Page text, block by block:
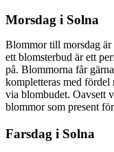
Morsdag i Solna
Blommor till morsdag är
ett blomsterbud är ett
på. Blommorna får gärna vara i rosalila kulörer och gåvan
kompletteras med fördel
via blombudet. Oavsett
blommor som present
Farsdag i Solna